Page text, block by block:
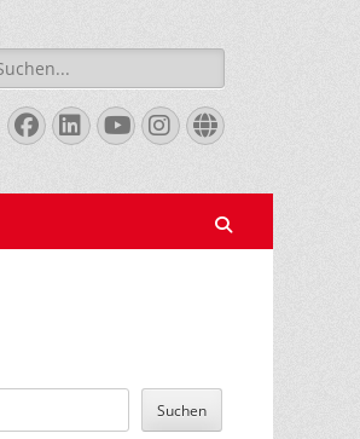
Facebook
LinkedIn
YouTube
Instagram
Website
Suchen